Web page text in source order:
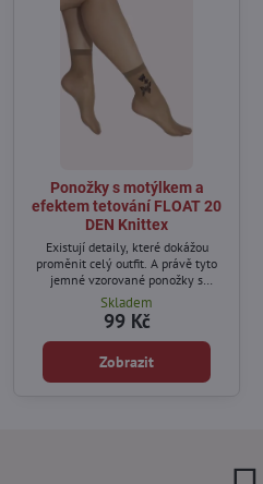
Ponožky s motýlkem a
efektem tetování FLOAT 20
DEN Knittex
Existují detaily, které dokážou
proměnit celý outfit. A právě tyto
jemné vzorované ponožky s
motýlkem jsou jedním z nich. ✨
Skladem
99 Kč
Zobrazit